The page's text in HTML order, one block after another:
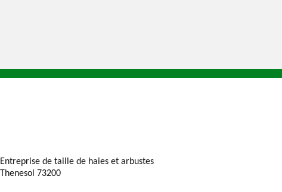
Entreprise de taille de haies et arbustes
Thenesol 73200